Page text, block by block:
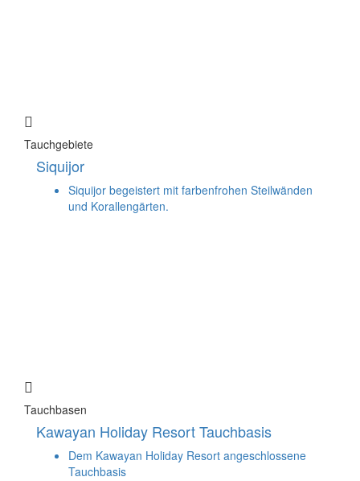
Tauchgebiete
Siquijor
Siquijor begeistert mit farbenfrohen Steilwänden
und Korallengärten.
Tauchbasen
Kawayan Holiday Resort Tauchbasis
Dem Kawayan Holiday Resort angeschlossene
Tauchbasis